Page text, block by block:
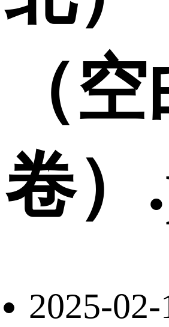
（
卷）
2025-